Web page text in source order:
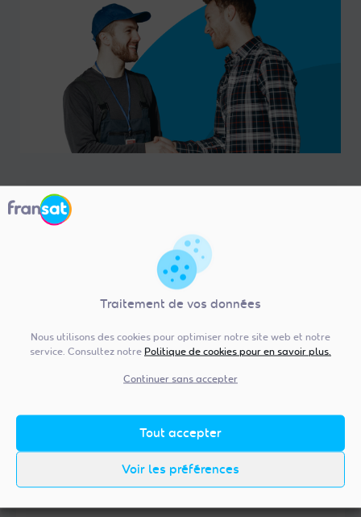
Traitement de vos données
Nous utilisons des cookies pour optimiser notre site web et notre
service. Consultez notre Politique de cookies pour en savoir plus.
Continuer sans accepter
Tout accepter
Voir les préférences
Liste du matériel compatible
Retrouvez ici pour vous accompagner dans votre
FRANSAT.
Rechercher
référence